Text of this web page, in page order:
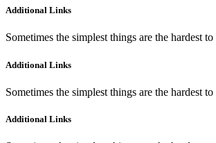
Additional Links
Sometimes the simplest things are the hardest
Additional Links
Sometimes the simplest things are the hardest
Additional Links